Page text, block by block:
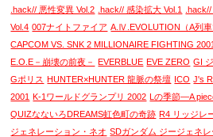
.hack// 悪性変異 Vol.2 .hack// 感染拡大 Vol.1
Vol.4 007ナイトファイア A.Ⅳ.EVOLUTION（A列車
CAPCOM VS. SNK 2 MILLIONAIRE FIGHTING 2001
E.O.E－崩壊の前夜－
EVERBLUE EVE ZERO GI
Gポリス HUNTER×HUNTER 龍脈の祭壇 ICO J's
2001 K-1ワールドグランプリ 2002 Lの季節―A
QUIZなないろDREAMS虹色町の奇跡 R4 リッジレ
ジェネレーション・ネオ SDガンダム ジージェネ